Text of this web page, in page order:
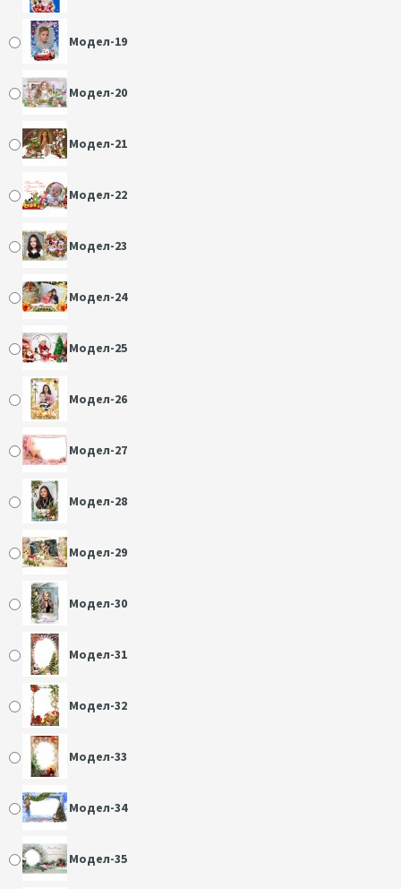
Модел-19
Модел-20
Модел-21
Модел-22
Модел-23
Модел-24
Модел-25
Модел-26
Модел-27
Модел-28
Модел-29
Модел-30
Модел-31
Модел-32
Модел-33
Модел-34
Модел-35